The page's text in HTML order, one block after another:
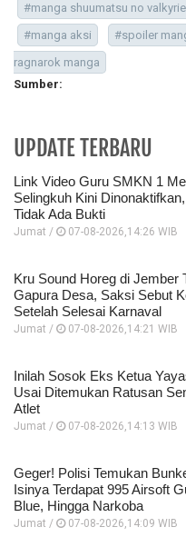
#manga shuumatsu no valkyrie
#manga aksi
#spoiler
ragnarok manga
Sumber:
UPDATE TERBARU
Link Video Guru SMKN 1
Selingkuh Kini
Tidak Ada Bukti
Jumat / 07-08-2026,14:26 WIB
Kru Sound Horeg di Jember
Gapura Desa, Saksi Sebut
Setelah Selesai Karnaval
Jumat / 07-08-2026,14:21 WIB
Inilah Sosok Eks Ketua
Usai Ditemukan Ratusan
Atlet
Jumat / 07-08-2026,14:13 WIB
Geger! Polisi Temukan
Isinya Terdapat 995 Airsoft
Blue, Hingga Narkoba
Jumat / 07-08-2026,14:09 WIB